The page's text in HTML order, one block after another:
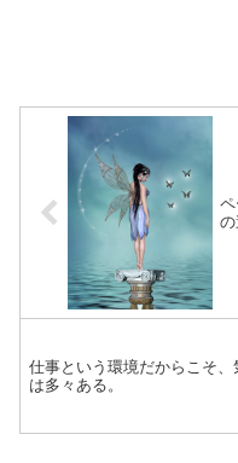
仕事という環境だからこそ、
は多々ある。